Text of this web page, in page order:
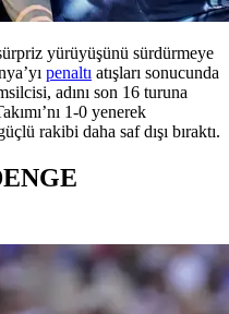
yürüyüşünü sürdürmeye
penaltı atışları sonucunda
adını son 16 turuna
1-0 yenerek
rakibi daha saf dışı bıraktı.